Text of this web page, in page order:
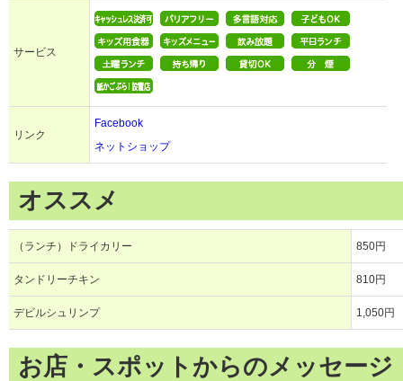
サービス
リンク
Facebook
ネットショップ
オススメ
（ランチ）ドライカリー 850円
タンドリーチキン 810円
デビルシュリンプ 1,050円
お店・スポットからのメッセージ